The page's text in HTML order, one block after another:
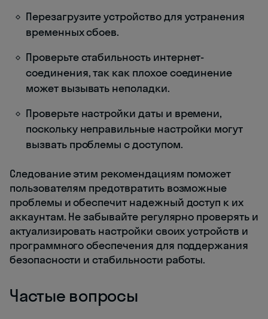
Перезагрузите устройство для устранения
временных сбоев.
Проверьте стабильность интернет-
соединения, так как плохое соединение
может вызывать неполадки.
Проверьте настройки даты и времени,
поскольку неправильные настройки могут
вызвать проблемы с доступом.
Следование этим рекомендациям поможет
пользователям предотвратить возможные
проблемы и обеспечит надежный доступ к их
аккаунтам. Не забывайте регулярно проверять и
актуализировать настройки своих устройств и
программного обеспечения для поддержания
безопасности и стабильности работы.
Частые вопросы